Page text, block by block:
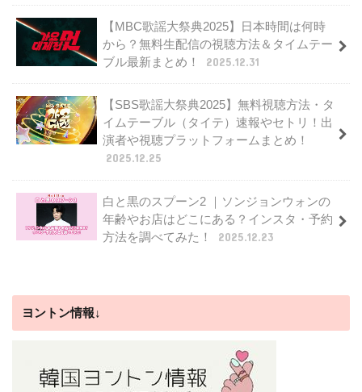
【MBC歌謡大祭典2025】日本時間は何時
から？無料生配信の視聴方法＆タイムテー
ブル最新まとめ！
2025.12.31
【SBS歌謡大祭典2025】無料視聴方法・タ
イムテーブル（タイテ）速報やセトリ！出
演者や視聴プラットフォームまとめ！
2025.12.25
白と黒のスプーン2 ｜ソンジョンウォンの
年齢やお店はどこにある？インスタ・予約
方法を調べてみた！
2025.12.23
ヨントン情報↓